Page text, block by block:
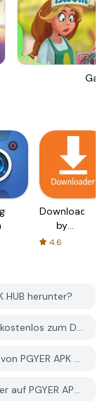
Downloader
by
AFTVnews
4.6
HUB herunter?
Ist das Video Maker auf PGYER APK HUB kostenlos zum Download?
Benötige ich ein Konto, um Video Maker von PGYER APK HUB herunterzuladen?
Wie kann ich ein Problem mit Video Maker auf PGYER APK HUB melden?